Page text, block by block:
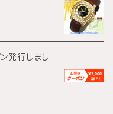
発行しまし